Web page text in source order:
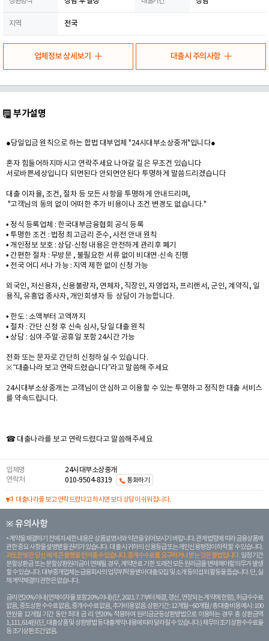
지역 전국
업체정보 상세보기 대출시 주의사항
부가설명
●당일입금 원칙으로 하는 합법 대부업체 "24시대부소상중개"입니다●
혼자 힘들어하지마시고 연락주세요 나아갈 길은 무조건 있습니다
서로바쁜세상입니다 되면된다 안되면안된다 투명하게 말씀드리겠습니다
대출 이자율, 조건, 절차 등 모든 사항을 투명하게 안내드리며,
"고객님의 동의 없이 어떠한 추가 비용이나 조건 변경도 없습니다."
• 정식 등록업체 : 한국대부금융협회 공식 등록
• 투명한 조건 : 법정 최고금리 준수, 사전 안내 원칙
• 개인정보 보호 : 상담·신청 내용은 안전하게 관리후 폐기
• 간편한 절차 : 무방문 , 불필요한 서류 없이 비대면·신속 진행
• 전국 어디서나 가능 : 지역 제한 없이 신청 가능
외국인, 저신용자, 신용불량자, 연체자, 직장인, 자영업자, 프리랜서, 군인, 계약직, 일
용직, 유흥업 종사자, 개인회생자 등 상담이 가능합니다.
• 한도 : 소액부터 고액까지
• 절차 : 간단 신청 후 신속 심사, 당일 대출 원칙
• 상담 : 심야·주말·공휴일 포함 24시간 가능
전화 또는 문자로 간단히 신청하실 수 있습니다.
※ “대출나라 보고 연락드렸습니다”라고 말씀해 주세요
24시대부소상중개는 고객님이 안심하고 이용할 수 있는 투명하고 정직한 대출 서비스
를 약속드립니다.
☎ 대출나라를 보고 연락드렸다고 말씀해주세요
업체명
24시대부소상중개
연락처
010-9504-8319 통화하기
대출나라를 보고 연락드렸다고 하시면 보다 상담이 쉬워집니다.
※ 유의사항
계약을 체결하기 전에 자세한 내용은 상품설명서와 약관을 읽어보시기 바랍니다. 관계 법령에 따라 금융상품에
관한 중요 사항을 설명받을 권리가 있습니다. 대 출 시 귀하의 신용등급 또는 개인신용평점이 하락할 수 있습니다.
과도한 빚은 당신 에게 큰 불행을 안겨줄 수 있습니다. 중개수수료를 요구하거나 받는 것은 불법입니다. 일정 기간
분할상환금 또는 분할상환원리금이 연체될 경우, 계약만료 기한 도래전 모든 원리금을 변제해야할 의무가 발생
할 수 있습니다. 대부중개업체는 금융회사의 업무위탁을 받아 대출모집 및 소개 등의 섭외 활동을 돕습니다. 단, 실
제 계약체결의 권한은 없습니다.
금리 연20% 이내 (연체이자율 포함 20% 이내) (단, 2021. 7. 7부터 체결, 갱신, 연장되는 계 약에 한함), 취급수수료
없음, 중도상환 수수료 없음, 중개수수료 없음, 추가비용 없음. 상환기간 : 12개월 ~ 60개월 / 총 대출 비용 예시 : 100
만원을 12개월 기간 동안 최대 금 리 연20% 적용하여 원리금균등상환방법으로 이용하는 경우 총 상환금액
1,111,614원 (단, 대출상품 및 상환방법 등 대출계약 내용에 따라 달라질 수 있습니다.) 채무의 조기 상환수수료율
등 조기상환조건 없음.